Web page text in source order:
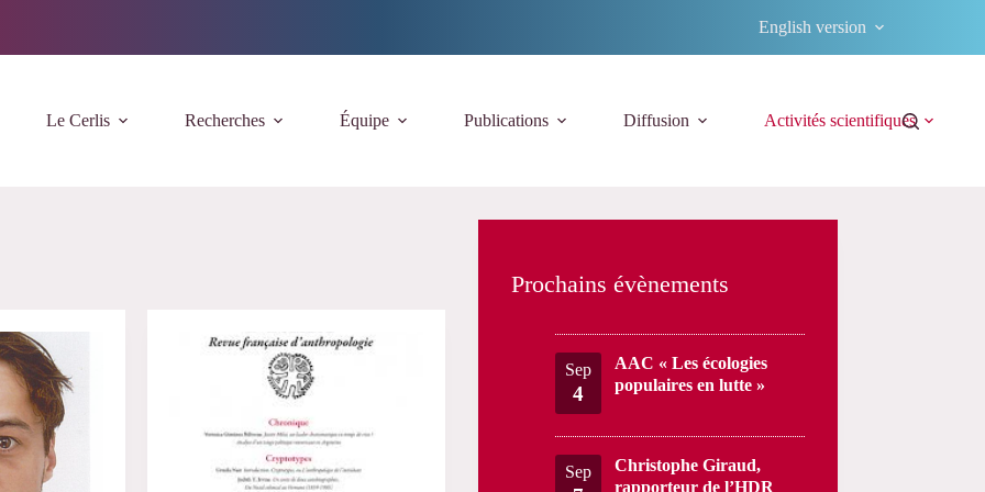
English version
Le Cerlis Recherches Équipe Publications Diffusion Activités scientifiques
Prochains évènements
Sep
4
AAC « Les écologies
populaires en lutte »
Sep
Christophe Giraud,
rapporteur de l’HDR